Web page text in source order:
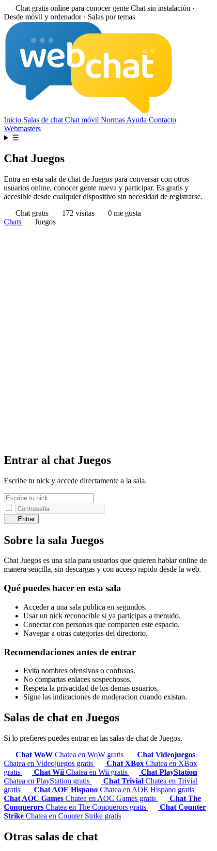
Chat gratis online para conocer gente Chat sin instalación ·
Desde móvil y ordenador · Salas por temas
Inicio Salas de chat Chat móvil Normas Ayuda Contacto
Webmasters
☰
Chat Juegos
Entra en esta sala de chat de Juegos para conversar con otros
usuarios online, conocer gente nueva y participar. Es gratis y
accesible desde cualquier dispositivo sin necesidad de registrarse.
Chat gratis
172 visitas
0 me gusta
Chats
Juegos
Entrar al chat Juegos
Escribe tu nick y accede directamente a la sala.
Entrar
Sobre la sala Juegos
Chat Juegos es una sala para usuarios que quieren hablar online de
manera sencilla, sin descargas y con acceso rapido desde la web.
Qué puedes hacer en esta sala
Acceder a una sala publica en segundos.
Usar un nick reconocible si ya participas a menudo.
Conectar con personas que comparten este espacio.
Navegar a otras categorias del directorio.
Recomendaciones antes de entrar
Evita nombres ofensivos o confusos.
No compartas enlaces sospechosos.
Respeta la privacidad de los demas usuarios.
Sigue las indicaciones de moderacion cuando existan.
Salas de chat en Juegos
Si lo prefieres puedes entrar en las salas de chat de Juegos.
Chat WoW Chatea en WoW gratis
Chat Videojuegos
Chatea en Videojuegos gratis
Chat XBox Chatea en XBox
gratis
Chat Wii Chatea en Wii gratis
Chat PlayStation
Chatea en PlayStation gratis
Chat Trivial Chatea en Trivial
gratis
Chat AOE Hispano Chatea en AOE Hispano gratis
Chat AOC Games Chatea en AOC Games gratis
Chat The
Conquerors Chatea en The Conquerors gratis
Chat Counter
Strike Chatea en Counter Strike gratis
Otras salas de chat